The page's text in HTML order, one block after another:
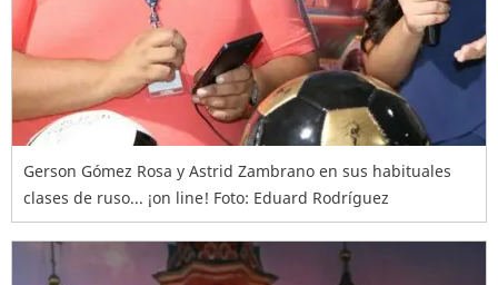
Gerson Gómez Rosa y Astrid Zambrano en sus habituales
clases de ruso... ¡on line! Foto: Eduard Rodríguez